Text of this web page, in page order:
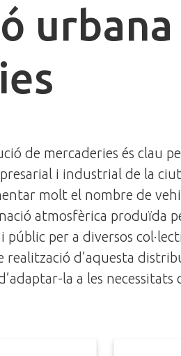
urbana
de mercaderies és clau
i industrial de la
molt el nombre de
atmosfèrica produïda
públic per a diversos
d’aquesta
la a les necessitats